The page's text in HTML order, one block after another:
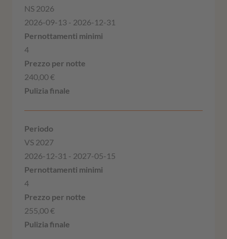
NS 2026
2026-09-13 - 2026-12-31
4
240,00 €
VS 2027
2026-12-31 - 2027-05-15
4
255,00 €